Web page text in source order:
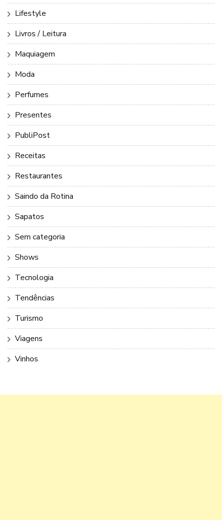
Lifestyle
Livros / Leitura
Maquiagem
Moda
Perfumes
Presentes
PubliPost
Receitas
Restaurantes
Saindo da Rotina
Sapatos
Sem categoria
Shows
Tecnologia
Tendências
Turismo
Viagens
Vinhos